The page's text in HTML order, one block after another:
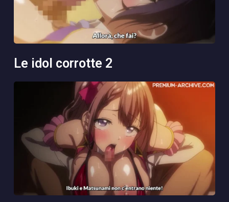
le idol corrotte 2